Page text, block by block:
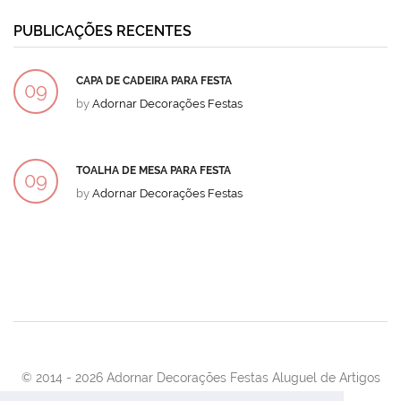
PUBLICAÇÕES RECENTES
09 CAPA DE CADEIRA PARA FESTA
by Adornar Decorações Festas
09 TOALHA DE MESA PARA FESTA
by Adornar Decorações Festas
© 2014 - 2026 Adornar Decorações Festas Aluguel de Artigos